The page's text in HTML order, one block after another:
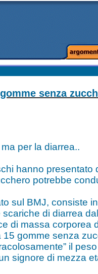
senza
per la diarrea..
hanno
potrebbe
sul BMJ, consiste
di diarrea
di massa corporea
15 gomme senza
il
signore di mezza